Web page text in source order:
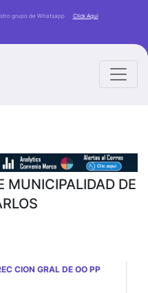
grupo de Whatsapp Click Aqui
MUNICIPALIDAD DE
CION GRAL DE OO PP